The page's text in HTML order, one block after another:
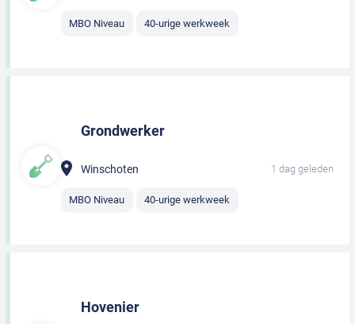
MBO Niveau 40-urige werkweek
Grondwerker
Winschoten 1 dag geleden
MBO Niveau 40-urige werkweek
Hovenier